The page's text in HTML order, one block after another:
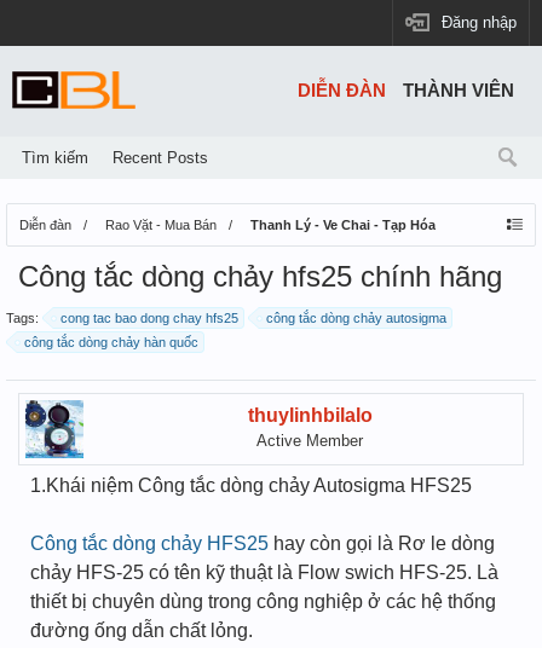
Đăng nhập
Diễn đàn Rao Vặt - Mua Bán Thanh Lý - Ve Chai - Tạp Hóa
Công tắc dòng chảy hfs25 chính hãng
Tags: cong tac bao dong chay hfs25
công tắc dòng chảy autosigma
công tắc dòng chảy hàn quốc
thuylinhbilalo
Active Member
1.Khái niệm Công tắc dòng chảy Autosigma HFS25
Công tắc dòng chảy HFS25 hay còn gọi là Rơ le dòng
chảy HFS-25 có tên kỹ thuật là Flow swich HFS-25. Là
thiết bị chuyên dùng trong công nghiệp ở các hệ thống
đường ống dẫn chất lỏng.
DIỄN ĐÀN
Tìm kiếm Recent Posts
THÀNH VIÊN